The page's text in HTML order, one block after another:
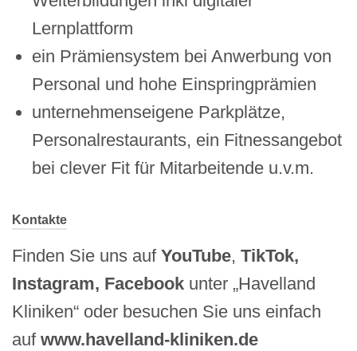
Lernplattform
ein Prämiensystem bei Anwerbung von
Personal und hohe Einspringprämien
unternehmenseigene Parkplätze,
Personalrestaurants, ein Fitnessangebot
bei clever Fit für Mitarbeitende u.v.m.
Kontakte
Finden Sie uns auf YouTube, TikTok,
Instagram, Facebook unter „Havelland
Kliniken“ oder besuchen Sie uns einfach
auf www.havelland-kliniken.de